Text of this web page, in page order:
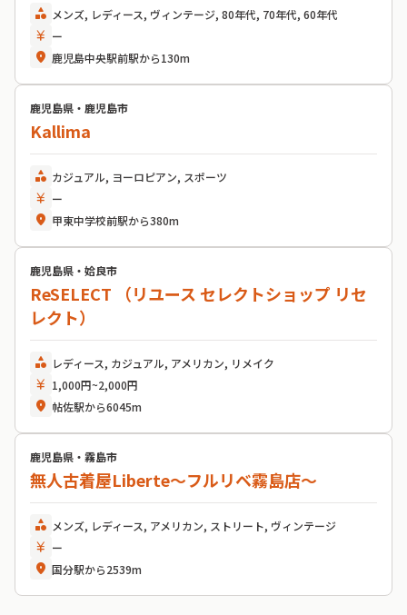
category メンズ, レディース, ヴィンテージ, 80年代, 70年代, 60年代
currency_yen ー
location_on 鹿児島中央駅前駅から130m
鹿児島県・鹿児島市
Kallima
category カジュアル, ヨーロピアン, スポーツ
currency_yen ー
location_on 甲東中学校前駅から380m
鹿児島県・姶良市
ReSELECT （リユース セレクトショップ リセ
レクト）
category レディース, カジュアル, アメリカン, リメイク
currency_yen 1,000円~2,000円
location_on 帖佐駅から6045m
鹿児島県・霧島市
無人古着屋Liberte〜フルリベ霧島店〜
category メンズ, レディース, アメリカン, ストリート, ヴィンテージ
currency_yen ー
location_on 国分駅から2539m